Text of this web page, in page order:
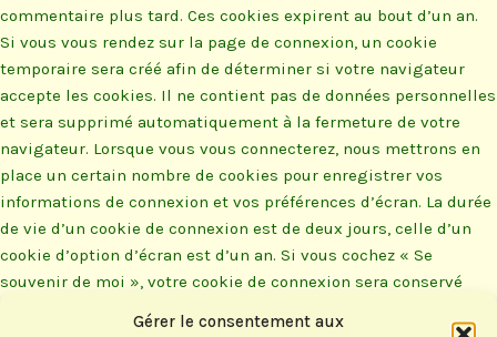
Gérer le consentement aux
commentaire plus tard. Ces cookies expirent au bout d’un an.
Si vous vous rendez sur la page de connexion, un cookie
temporaire sera créé afin de déterminer si votre navigateur
accepte les cookies. Il ne contient pas de données personnelles
et sera supprimé automatiquement à la fermeture de votre
navigateur. Lorsque vous vous connecterez, nous mettrons en
place un certain nombre de cookies pour enregistrer vos
informations de connexion et vos préférences d’écran. La durée
de vie d’un cookie de connexion est de deux jours, celle d’un
cookie d’option d’écran est d’un an. Si vous cochez « Se
souvenir de moi », votre cookie de connexion sera conservé